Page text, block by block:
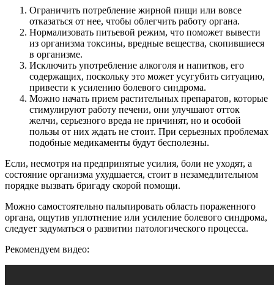
Ограничить потребление жирной пищи или вовсе
отказаться от нее, чтобы облегчить работу органа.
Нормализовать питьевой режим, что поможет вывести
из организма токсины, вредные вещества, скопившиеся
в организме.
Исключить употребление алкоголя и напитков, его
содержащих, поскольку это может усугубить ситуацию,
привести к усилению болевого синдрома.
Можно начать прием растительных препаратов, которые
стимулируют работу печени, они улучшают отток
желчи, серьезного вреда не причинят, но и особой
пользы от них ждать не стоит. При серьезных проблемах
подобные медикаменты будут бесполезны.
Если, несмотря на предпринятые усилия, боли не уходят, а
состояние организма ухудшается, стоит в незамедлительном
порядке вызвать бригаду скорой помощи.
Можно самостоятельно пальпировать область пораженного
органа, ощутив уплотнение или усиление болевого синдрома,
следует задуматься о развитии патологического процесса.
Рекомендуем видео: